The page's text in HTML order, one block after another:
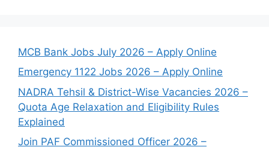
MCB Bank Jobs July 2026 – Apply Online
Emergency 1122 Jobs 2026 – Apply Online
NADRA Tehsil & District-Wise Vacancies 2026 –
Quota Age Relaxation and Eligibility Rules
Explained
Join PAF Commissioned Officer 2026 –